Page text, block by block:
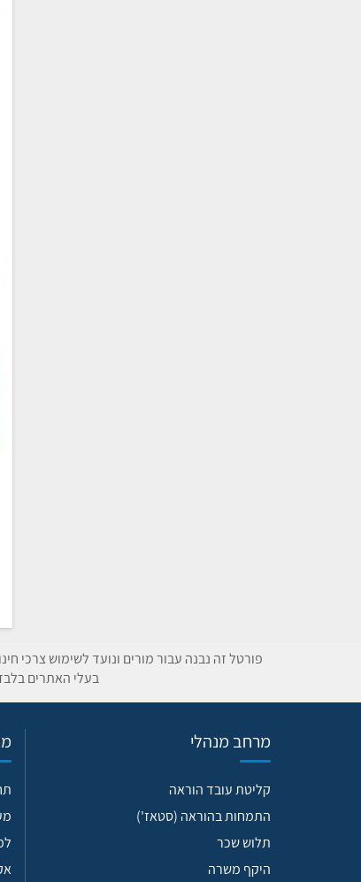
פורטל זה נבנה עבור מורים ונועד לשימוש צרכי
בעלי האתרים
מרחב מנהלי
קליטת עובד הוראה
התמחות בהוראה (סטאז')
תלוש שכר
היקף משרה